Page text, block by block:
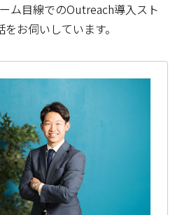
ム目線でのOutreach導入スト
お伺いしています。